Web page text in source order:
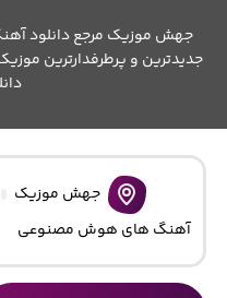
جهش موزیک مرجع دانلود آهنگ
جدیدترین و پرطرفدارترین
جهش موزیک
آهنگ های هوش مصنوعی